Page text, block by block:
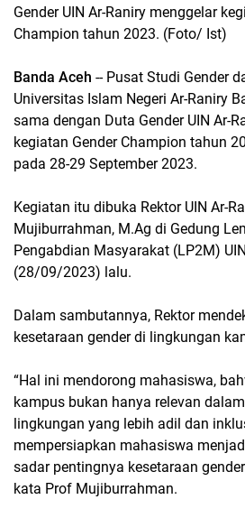
Gender UIN Ar-Raniry menggelar
Champion tahun 2023. (Foto/ Ist)
Banda Aceh -- Pusat Studi Gender
Universitas Islam Negeri Ar-Raniry
sama dengan Duta Gender UIN Ar-
kegiatan Gender Champion tahun
pada 28-29 September 2023.
Kegiatan itu dibuka Rektor UIN Ar-
Mujiburrahman, M.Ag di Gedung
Pengabdian Masyarakat (LP2M)
(28/09/2023) lalu.
Dalam sambutannya, Rektor
kesetaraan gender di lingkungan
“Hal ini mendorong mahasiswa,
kampus bukan hanya relevan
lingkungan yang lebih adil dan
mempersiapkan mahasiswa
sadar pentingnya kesetaraan
kata Prof Mujiburrahman.